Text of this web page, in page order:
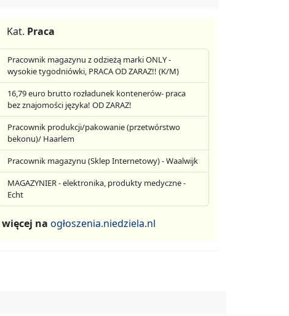
Kat. Praca
Pracownik magazynu z odzieżą marki ONLY -
wysokie tygodniówki, PRACA OD ZARAZ!! (K/M)
16,79 euro brutto rozładunek kontenerów- praca
bez znajomości języka! OD ZARAZ!
Pracownik produkcji/pakowanie (przetwórstwo
bekonu)/ Haarlem
Pracownik magazynu (Sklep Internetowy) - Waalwijk
MAGAZYNIER - elektronika, produkty medyczne -
Echt
więcej na ogłoszenia.niedziela.nl